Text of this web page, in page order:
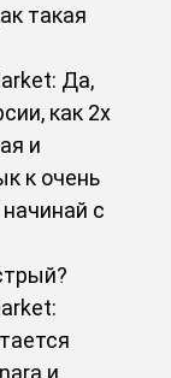
такая
Да,
как 2x
и
к очень
с
и